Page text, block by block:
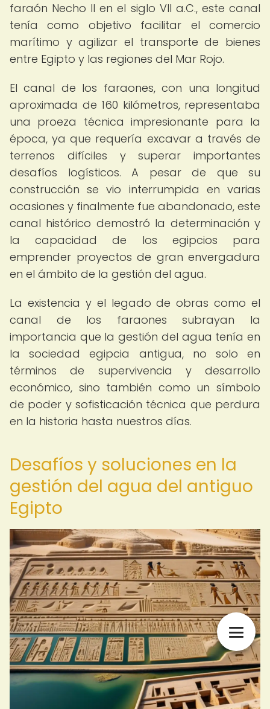
faraón Necho II en el siglo VII a.C., este canal
tenía como objetivo facilitar el comercio
marítimo y agilizar el transporte de bienes
entre Egipto y las regiones del Mar Rojo.
El canal de los faraones, con una longitud
aproximada de 160 kilómetros, representaba
una proeza técnica impresionante para la
época, ya que requería excavar a través de
terrenos difíciles y superar importantes
desafíos logísticos. A pesar de que su
construcción se vio interrumpida en varias
ocasiones y finalmente fue abandonado, este
canal histórico demostró la determinación y
la capacidad de los egipcios para
emprender proyectos de gran envergadura
en el ámbito de la gestión del agua.
La existencia y el legado de obras como el
canal de los faraones subrayan la
importancia que la gestión del agua tenía en
la sociedad egipcia antigua, no solo en
términos de supervivencia y desarrollo
económico, sino también como un símbolo
de poder y sofisticación técnica que perdura
en la historia hasta nuestros días.
Desafíos y soluciones en la
gestión del agua del antiguo
Egipto